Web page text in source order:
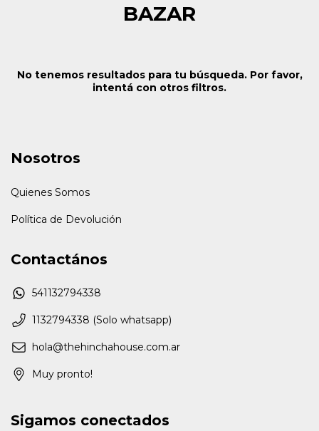
BAZAR
No tenemos resultados para tu búsqueda. Por favor,
intentá con otros filtros.
Nosotros
Quienes Somos
Política de Devolución
Contactános
541132794338
1132794338 (Solo whatsapp)
hola@thehinchahouse.com.ar
Muy pronto!
Sigamos conectados